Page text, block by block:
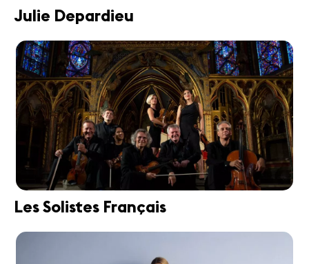
Julie Depardieu
Les Solistes Français